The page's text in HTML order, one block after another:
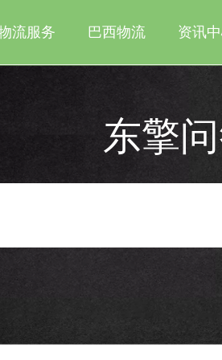
流服务 巴西物流 资讯
东擎